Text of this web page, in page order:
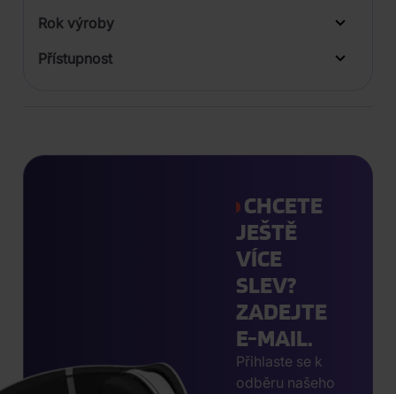
Rok výroby
Přístupnost
CHCETE
JEŠTĚ
VÍCE
SLEV?
ZADEJTE
E-MAIL.
Přihlaste se k
odběru našeho